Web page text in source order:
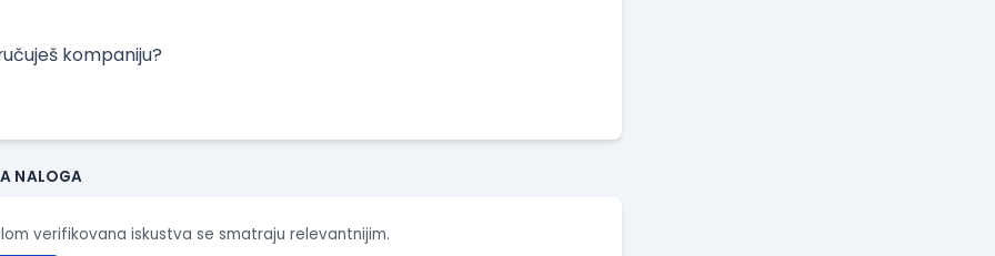
kompaniju?
NALOGA
verifikovana iskustva se smatraju relevantnijim.